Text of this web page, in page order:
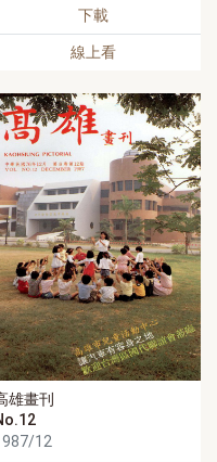
下載
線上看
雄畫刊
12